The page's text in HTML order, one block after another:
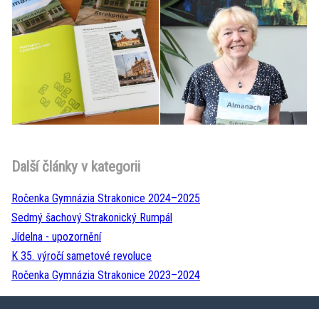
Další články v kategorii
Ročenka Gymnázia Strakonice 2024–⁠2025
Sedmý šachový Strakonický Rumpál
Jídelna - upozornění
K 35. výročí sametové revoluce
Ročenka Gymnázia Strakonice 2023–⁠2024